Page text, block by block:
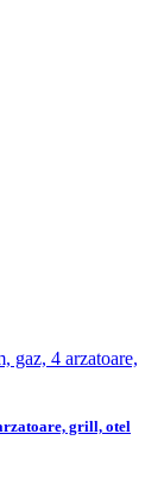
grill, otel